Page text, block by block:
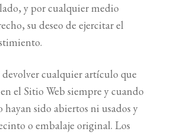
LISTA DE LIBROS
y por cualquier medio
su deseo de ejercitar el
cualquier artículo que
el Sitio Web siempre y cuando
hayan sido abiertos ni usados y
o embalaje original. Los